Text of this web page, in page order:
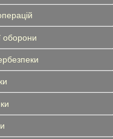
оборони